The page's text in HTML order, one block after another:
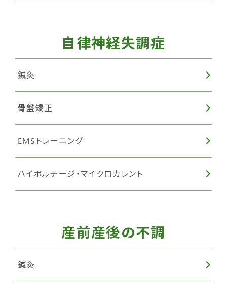
自律神経失調症
鍼灸
骨盤矯正
EMSトレーニング
ハイボルテージ・マイクロカレント
産前産後の不調
鍼灸